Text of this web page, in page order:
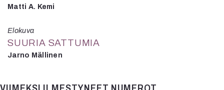
Matti A. Kemi
Elokuva
SUURIA SATTUMIA
Jarno Mällinen